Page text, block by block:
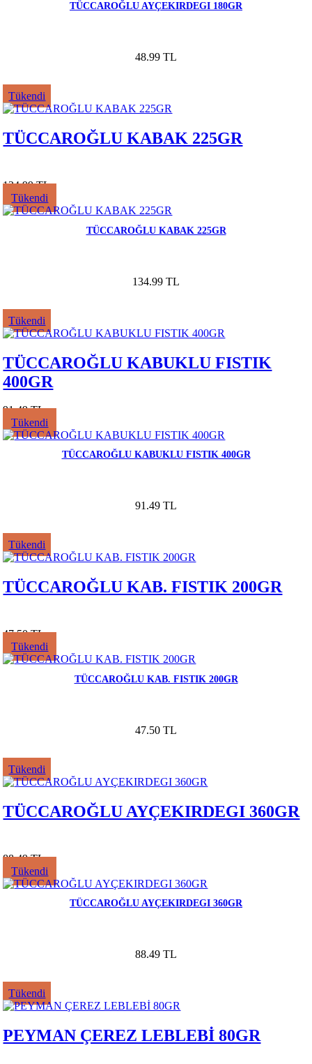
TÜCCAROĞLU AYÇEKIRDEGI 180GR
48.99 TL
Tükendi
TÜCCAROĞLU KABAK 225GR
134.99 TL
Tükendi
TÜCCAROĞLU KABAK 225GR
134.99 TL
Tükendi
TÜCCAROĞLU KABUKLU FISTIK
400GR
91.49 TL
Tükendi
TÜCCAROĞLU KABUKLU FISTIK 400GR
91.49 TL
Tükendi
TÜCCAROĞLU KAB. FISTIK 200GR
47.50 TL
Tükendi
TÜCCAROĞLU KAB. FISTIK 200GR
47.50 TL
Tükendi
TÜCCAROĞLU AYÇEKIRDEGI 360GR
88.49 TL
Tükendi
TÜCCAROĞLU AYÇEKIRDEGI 360GR
88.49 TL
Tükendi
PEYMAN ÇEREZ LEBLEBİ 80GR